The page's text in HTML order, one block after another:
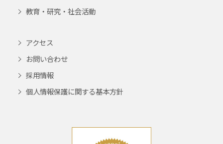
教育・研究・社会活動
アクセス
お問い合わせ
採用情報
個人情報保護に関する基本方針